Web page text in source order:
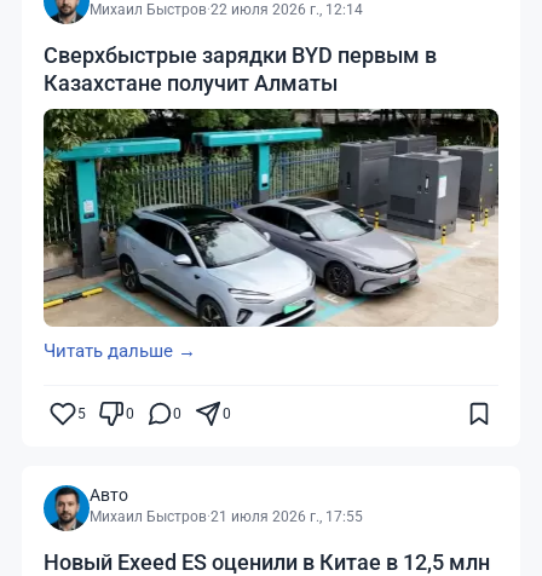
Михаил Быстров·22 июля 2026 г., 12:14
Сверхбыстрые зарядки BYD первым в
Казахстане получит Алматы
Читать дальше →
5 0 0 0
Авто
Михаил Быстров·21 июля 2026 г., 17:55
Новый Exeed ES оценили в Китае в 12,5 млн